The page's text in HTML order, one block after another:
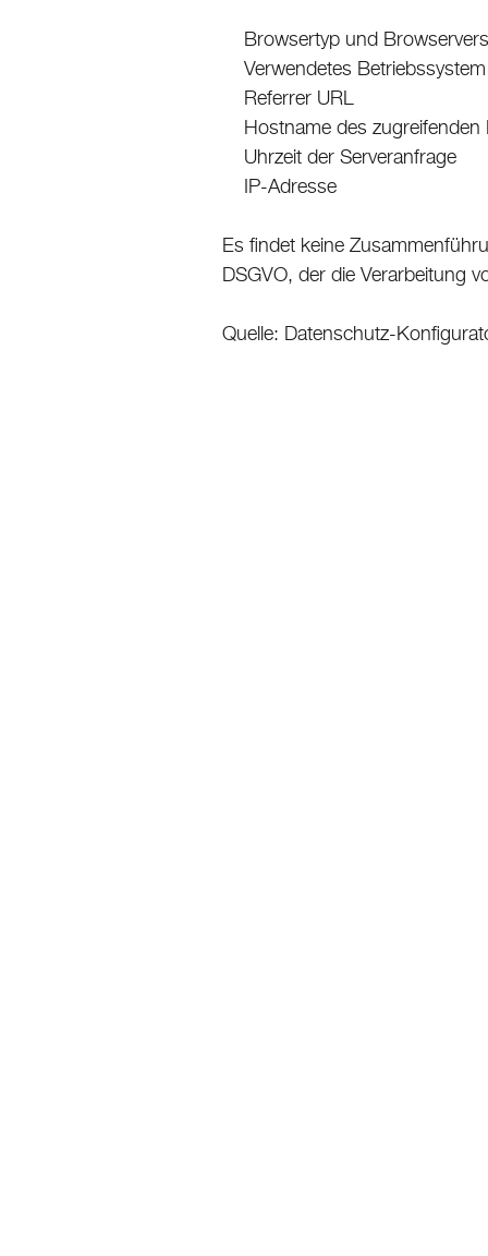
Browsertyp und
Verwendetes Betriebssystem
Referrer URL
Hostname des zugreifenden
Uhrzeit der Serveranfrage
IP-Adresse
Es findet keine
DSGVO, der die Verarbeitung
Quelle: Datenschutz-